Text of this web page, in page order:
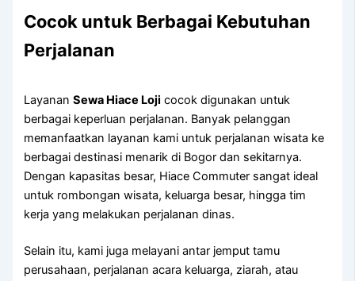
Cocok untuk Berbagai Kebutuhan
Perjalanan
LayananSewa Hiace Loji cocok digunakan untuk
berbagai keperluan perjalanan. Banyak pelanggan
memanfaatkan layanan kami untuk perjalanan wisata ke
berbagai destinasi menarik di Bogor dan sekitarnya.
Dengan kapasitas besar, Hiace Commuter sangat ideal
untuk rombongan wisata, keluarga besar, hingga tim
kerja yang melakukan perjalanan dinas.
Selain itu, kami juga melayani antar jemput tamu
perusahaan, perjalanan acara keluarga, ziarah, atau